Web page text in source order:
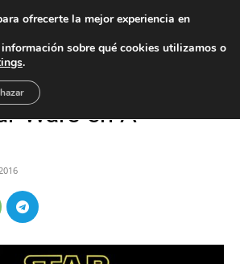
Wars en A
ofrecerte la mejor experiencia en
información sobre qué cookies utilizamos o
.